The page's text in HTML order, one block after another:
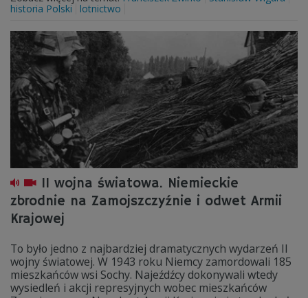
historia Polski
lotnictwo
II wojna światowa. Niemieckie
zbrodnie na Zamojszczyźnie i odwet Armii
Krajowej
To było jedno z najbardziej dramatycznych wydarzeń II
wojny światowej. W 1943 roku Niemcy zamordowali 185
mieszkańców wsi Sochy. Najeźdźcy dokonywali wtedy
wysiedleń i akcji represyjnych wobec mieszkańców